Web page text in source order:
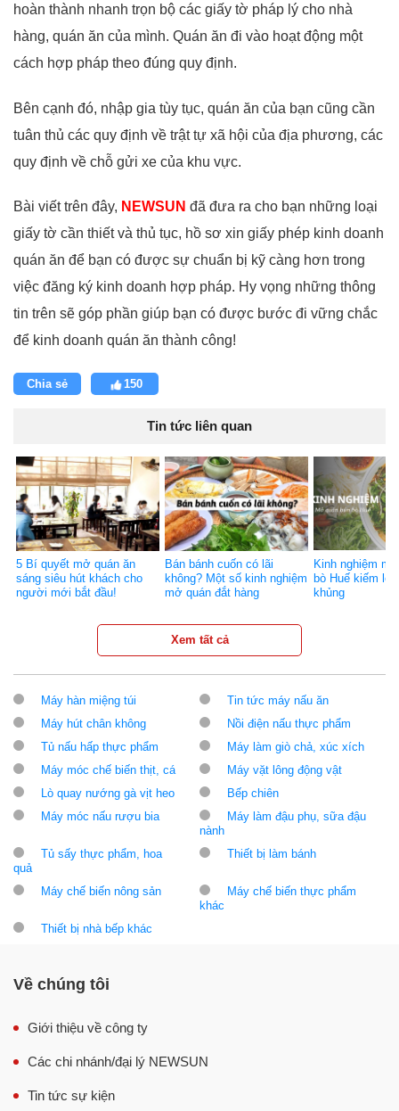
hoàn thành nhanh trọn bộ các giấy tờ pháp lý cho nhà
hàng, quán ăn của mình. Quán ăn đi vào hoạt động một
cách hợp pháp theo đúng quy định.
Bên cạnh đó, nhập gia tùy tục, quán ăn của bạn cũng cần
tuân thủ các quy định về trật tự xã hội của địa phương, các
quy định về chỗ gửi xe của khu vực.
Bài viết trên đây, NEWSUN đã đưa ra cho bạn những loại
giấy tờ cần thiết và thủ tục, hồ sơ xin giấy phép kinh doanh
quán ăn để bạn có được sự chuẩn bị kỹ càng hơn trong
việc đăng ký kinh doanh hợp pháp. Hy vọng những thông
tin trên sẽ góp phần giúp bạn có được bước đi vững chắc
để kinh doanh quán ăn thành công!
Chia sẻ 150
Tin tức liên quan
5 Bí quyết mở quán ăn
sáng siêu hút khách cho
người mới bắt đầu!
Bán bánh cuốn có lãi
không? Một số kinh nghiệm
mở quán đắt hàng
Kinh nghiệm
bò Huế kiếm
khủng
Xem tất cả
Máy hàn miệng túi
Tin tức máy nấu ăn
Máy hút chân không
Nồi điện nấu thực phẩm
Tủ nấu hấp thực phẩm
Máy làm giò chả, xúc xích
Máy móc chế biến thịt, cá
Máy vặt lông động vật
Lò quay nướng gà vịt heo
Bếp chiên
Máy móc nấu rượu bia
Máy làm đậu phụ, sữa đậu
nành
Tủ sấy thực phẩm, hoa
quả
Thiết bị làm bánh
Máy chế biến nông sản
Máy chế biến thực phẩm
khác
Thiết bị nhà bếp khác
Về chúng tôi
Giới thiệu về công ty
Các chi nhánh/đại lý NEWSUN
Tin tức sự kiện